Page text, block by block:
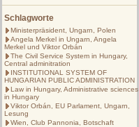
Schlagworte
Ministerpräsident, Ungarn, Polen
Angela Merkel in Ungarn, Angela
Merkel und Viktor Orbán
The Civil Service System in Hungary,
Central adminitration
INSTITUTIONAL SYSTEM OF
HUNGARIAN PUBLIC ADMINISTRATION
Law in Hungary, Administrative sciences
in Hungary
Viktor Orbán, EU Parlament, Ungarn,
Lesung
Wien, Club Pannonia, Botschaft